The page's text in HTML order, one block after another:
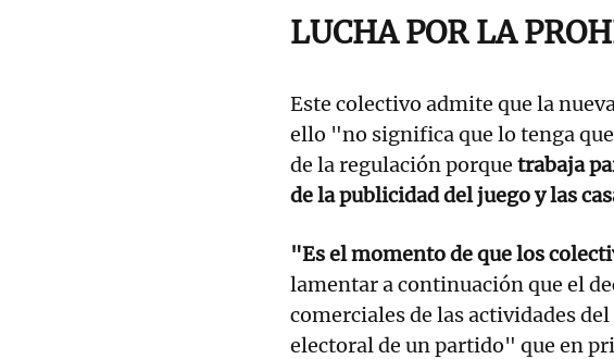
LUCHA POR LA
Este colectivo admite que la
ello "no significa que lo tenga
de la regulación porque trabaja
de la publicidad del juego y las
"Es el momento de que los
lamentar a continuación que el
comerciales de las actividades
electoral de un partido" que en